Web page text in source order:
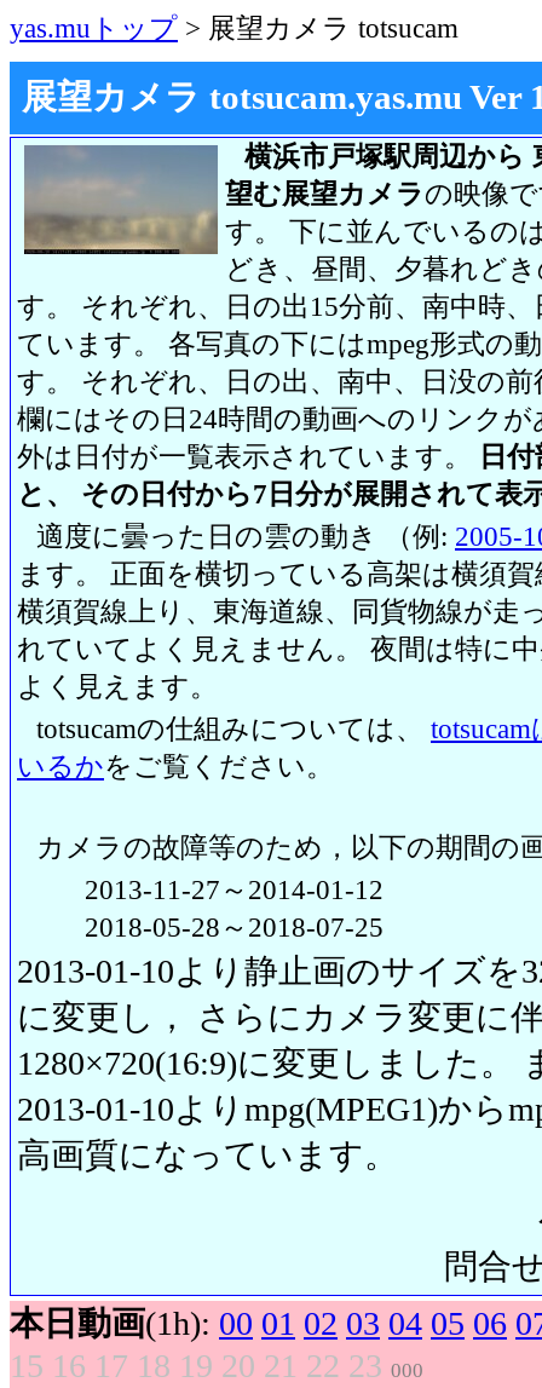
yas.muトップ > 展望カメラ totsucam
展望カメラ totsucam.yas.mu Ver
横浜市戸塚駅周辺から
望む展望カメラの映像
す。 下に並んでいるの
どき、昼間、夕暮れど
す。 それぞれ、日の出15分前、南中時
ています。 各写真の下にはmpeg形式の
す。 それぞれ、日の出、南中、日没の
欄にはその日24時間の動画へのリンク
外は日付が一覧表示されています。
日
と、 その日付から7日分が展開されて表
適度に曇った日の雲の動き （例: 2005-
ます。 正面を横切っている高架は横須
横須賀線上り、東海道線、同貨物線が走
れていてよく見えません。 夜間は特に
よく見えます。
totsucamの仕組みについては、
いるかをご覧ください。
カメラの故障等のため，以下の期間の
2013-11-27～2014-01-12
2018-05-28～2018-07-25
2013-01-10より静止画のサイズを
に変更し， さらにカメラ変更に
1280×720(16:9)に変更しました。
2013-01-10よりmpg(MPEG1)から
高画質になっています。
問合
本日動画(1h): 00 01 02 03 04 05 06
15 16 17 18 19 20 21 22 23 000